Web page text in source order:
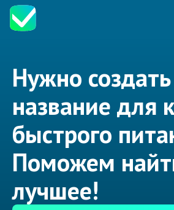
Нужно создать
название для
быстрого
Поможем
лучшее!